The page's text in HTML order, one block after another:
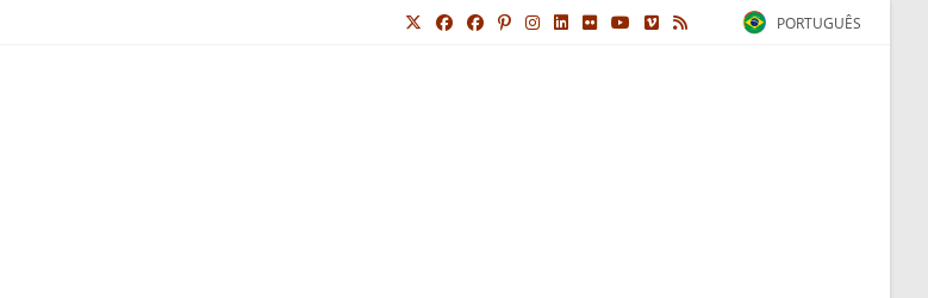
PORTUGUÊS